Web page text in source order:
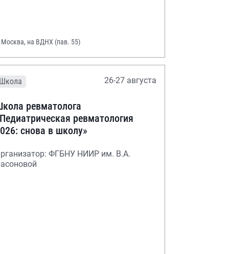
Москва, на ВДНХ (пав. 55)
Школа 26-27 августа
ревматолога
ревматология
снова в школу»
ФГБНУ НИИР им. В.А.